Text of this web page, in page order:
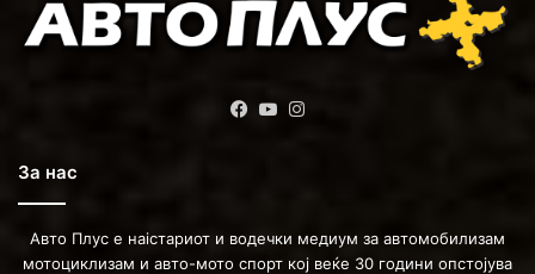
Facebook
YouTube
За нас
Авто Плус е наістариот и водечки медиум за автомобилизам
мотоциклизам и авто-мото спорт кој веќе 30 години опстојува